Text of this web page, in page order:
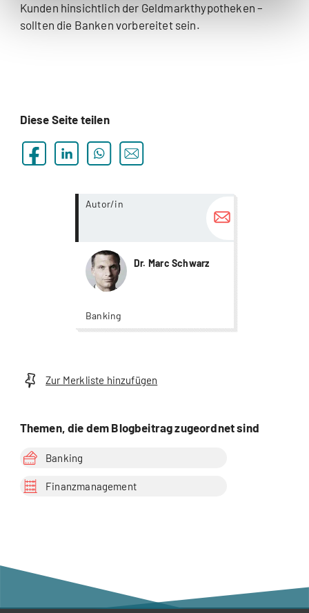
Kunden hinsichtlich der Geldmarkthypotheken –
sollten die Banken vorbereitet sein.
Diese Seite teilen
Autor/in
Dr. Marc Schwarz
Banking
more...
Zur Merkliste hinzufügen
Themen, die dem Blogbeitrag zugeordnet sind
Banking
Finanzmanagement